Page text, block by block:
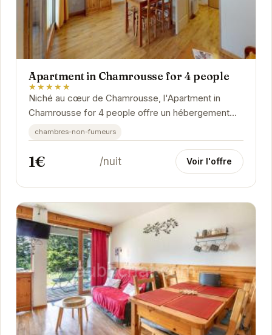
Apartment in Chamrousse for 4 people
★★★★★
Niché au cœur de Chamrousse, l'Apartment in
Chamrousse for 4 people offre un hébergement
confortable et fonctionnel pour 4 personnes. Idéal
pour...
chambres-non-fumeurs
1€ /nuit Voir l'offre